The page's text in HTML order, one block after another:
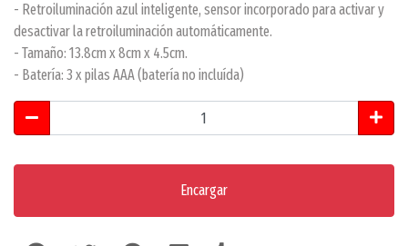
- Retroiluminación azul inteligente, sensor incorporado para activar y
desactivar la retroiluminación automáticamente.
- Tamaño: 13.8cm x 8cm x 4.5cm.
- Batería: 3 x pilas AAA (batería no incluída)
Encargar